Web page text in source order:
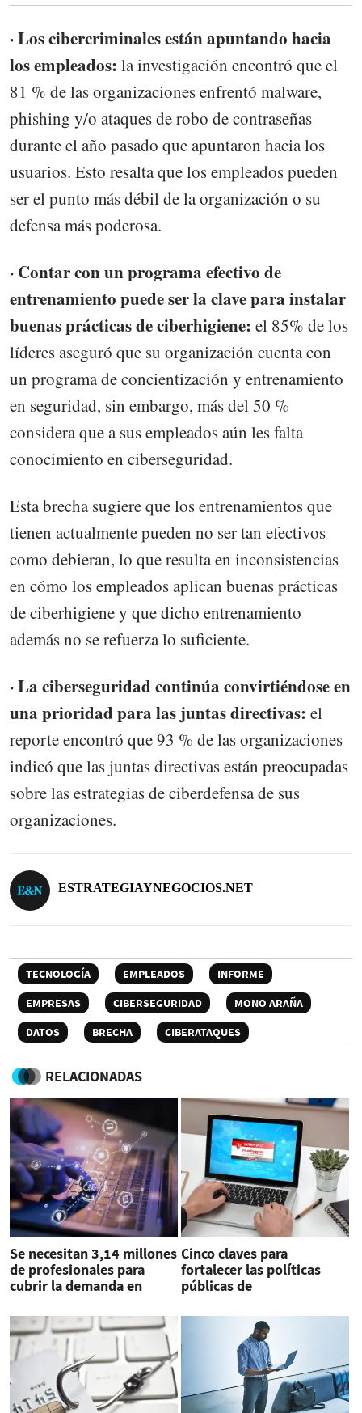
· Los cibercriminales están apuntando hacia
los empleados: la investigación encontró que el
81 % de las organizaciones enfrentó malware,
phishing y/o ataques de robo de contraseñas
durante el año pasado que apuntaron hacia los
usuarios. Esto resalta que los empleados pueden
ser el punto más débil de la organización o su
defensa más poderosa.
· Contar con un programa efectivo de
entrenamiento puede ser la clave para instalar
buenas prácticas de ciberhigiene: el 85% de los
líderes aseguró que su organización cuenta con
un programa de concientización y entrenamiento
en seguridad, sin embargo, más del 50 %
considera que a sus empleados aún les falta
conocimiento en ciberseguridad.
Esta brecha sugiere que los entrenamientos que
tienen actualmente pueden no ser tan efectivos
como debieran, lo que resulta en inconsistencias
en cómo los empleados aplican buenas prácticas
de ciberhigiene y que dicho entrenamiento
además no se refuerza lo suficiente.
· La ciberseguridad continúa convirtiéndose en
una prioridad para las juntas directivas: el
reporte encontró que 93 % de las organizaciones
indicó que las juntas directivas están preocupadas
sobre las estrategias de ciberdefensa de sus
organizaciones.
ESTRATEGIAYNEGOCIOS.NET
TECNOLOGÍA EMPLEADOS
INFORME
EMPRESAS
CIBERSEGURIDAD
MONO ARAÑA
DATOS
BRECHA CIBERATAQUES
RELACIONADAS
Se necesitan 3,14 millones
de profesionales para
cubrir la demanda en
Cinco claves para
fortalecer las políticas
públicas de